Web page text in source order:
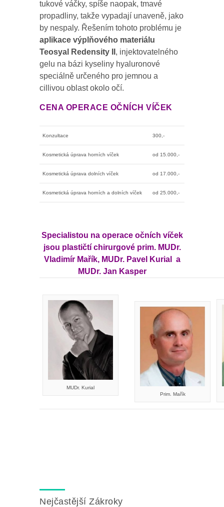
tukové váčky, spíše naopak, tmavé
propadliny, takže vypadají unaveně, jako
by nespaly. Řešením tohoto problému je
aplikace výplňového materiálu
Teosyal Redensity II , injektovatelného
gelu na bázi kyseliny hyaluronové
speciálně určeného pro jemnou a
cillivou oblast okolo očí.
CENA OPERACE OČNÍCH VÍČEK
Konzultace 300,-
Kosmetická úprava horních víček od 15.000,-
Kosmetická úprava dolních víček od 17.000,-
Kosmetická úprava horních a dolních víček od 25.000,-
Specialistou na operace očních víček
jsou plastičtí chirurgové prim. MUDr.
Vladimír Mařík, MUDr. Pavel Kurial a
MUDr. Jan Kasper
MUDr. Kurial
Prim. Mařík
Nejčastější Zákroky